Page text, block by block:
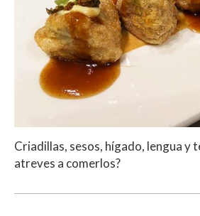
Criadillas, sesos, hígado, lengua y
atreves a comerlos?